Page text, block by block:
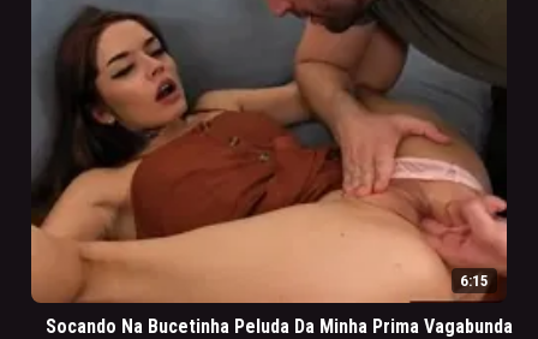
6:15
Socando Na Bucetinha Peluda Da Minha Prima Vagabunda